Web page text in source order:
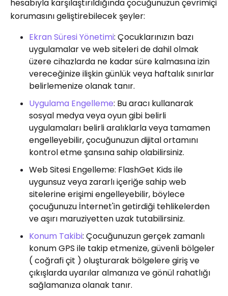
hesabıyla karşılaştırıldığında çocuğunuzun çevrimiçi
korumasını geliştirebilecek şeyler:
Ekran Süresi Yönetimi: Çocuklarınızın bazı
uygulamalar ve web siteleri de dahil olmak
üzere cihazlarda ne kadar süre kalmasına izin
vereceğinize ilişkin günlük veya haftalık sınırlar
belirlemenize olanak tanır.
Uygulama Engelleme: Bu aracı kullanarak
sosyal medya veya oyun gibi belirli
uygulamaları belirli aralıklarla veya tamamen
engelleyebilir, çocuğunuzun dijital ortamını
kontrol etme şansına sahip olabilirsiniz.
Web Sitesi Engelleme: FlashGet Kids ile
uygunsuz veya zararlı içeriğe sahip web
sitelerine erişimi engelleyebilir, böylece
çocuğunuzu İnternet'in getirdiği tehlikelerden
ve aşırı maruziyetten uzak tutabilirsiniz.
Konum Takibi: Çocuğunuzun gerçek zamanlı
konum GPS ile takip etmenize, güvenli bölgeler
( coğrafi çit ) oluşturarak bölgelere giriş ve
çıkışlarda uyarılar almanıza ve gönül rahatlığı
sağlamanıza olanak tanır.